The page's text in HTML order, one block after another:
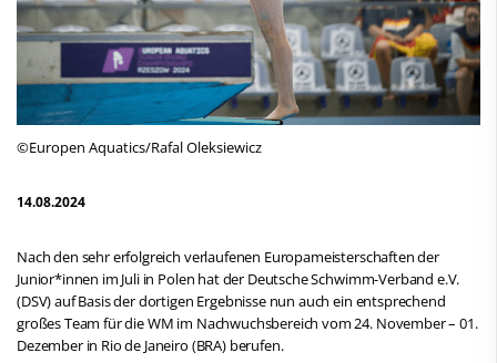
©Europen Aquatics/Rafal Oleksiewicz
14.08.2024
Nach den sehr erfolgreich verlaufenen Europameisterschaften der
Junior*innen im Juli in Polen hat der Deutsche Schwimm-Verband e.V.
(DSV) auf Basis der dortigen Ergebnisse nun auch ein entsprechend
großes Team für die WM im Nachwuchsbereich vom 24. November – 01.
Dezember in Rio de Janeiro (BRA) berufen.